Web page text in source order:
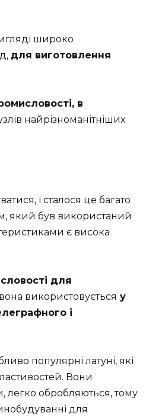
широко
для виготовлення
в
найрізноманітніших
і сталося це багато
який був використаний
є висока
для
використовується у
і
популярні латуні, які
Вони
легко обробляються, тому
для